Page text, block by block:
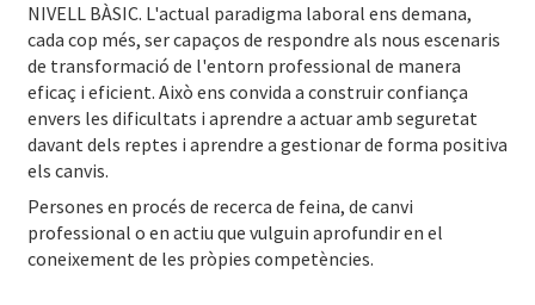
NIVELL BÀSIC. L'actual paradigma laboral ens demana,
cada cop més, ser capaços de respondre als nous escenaris
de transformació de l'entorn professional de manera
eficaç i eficient. Això ens convida a construir confiança
envers les dificultats i aprendre a actuar amb seguretat
davant dels reptes i aprendre a gestionar de forma positiva
els canvis.
Persones en procés de recerca de feina, de canvi
professional o en actiu que vulguin aprofundir en el
coneixement de les pròpies competències.